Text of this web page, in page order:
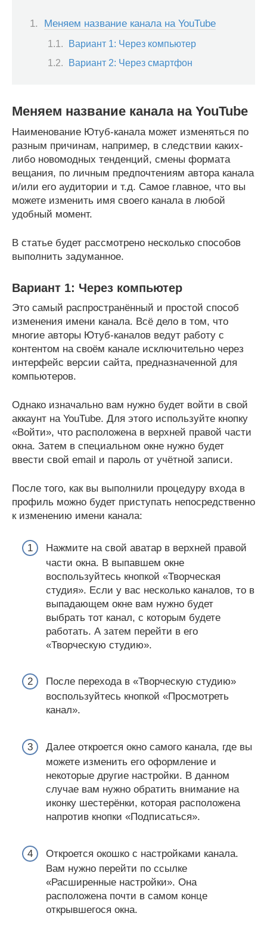
Меняем название канала на YouTube
Вариант 1: Через компьютер
Вариант 2: Через смартфон
Меняем название канала на YouTube
Наименование Ютуб-канала может изменяться по
разным причинам, например, в следствии каких-
либо новомодных тенденций, смены формата
вещания, по личным предпочтениям автора канала
и/или его аудитории и т.д. Самое главное, что вы
можете изменить имя своего канала в любой
удобный момент.
В статье будет рассмотрено несколько способов
выполнить задуманное.
Вариант 1: Через компьютер
Это самый распространённый и простой способ
изменения имени канала. Всё дело в том, что
многие авторы Ютуб-каналов ведут работу с
контентом на своём канале исключительно через
интерфейс версии сайта, предназначенной для
компьютеров.
Однако изначально вам нужно будет войти в свой
аккаунт на YouTube. Для этого используйте кнопку
«Войти», что расположена в верхней правой части
окна. Затем в специальном окне нужно будет
ввести свой email и пароль от учётной записи.
После того, как вы выполнили процедуру входа в
профиль можно будет приступать непосредственно
к изменению имени канала:
Нажмите на свой аватар в верхней правой
части окна. В выпавшем окне
воспользуйтесь кнопкой «Творческая
студия». Если у вас несколько каналов, то в
выпадающем окне вам нужно будет
выбрать тот канал, с которым будете
работать. А затем перейти в его
«Творческую студию».
После перехода в «Творческую студию»
воспользуйтесь кнопкой «Просмотреть
канал».
Далее откроется окно самого канала, где вы
можете изменить его оформление и
некоторые другие настройки. В данном
случае вам нужно обратить внимание на
иконку шестерёнки, которая расположена
напротив кнопки «Подписаться».
Откроется окошко с настройками канала.
Вам нужно перейти по ссылке
«Расширенные настройки». Она
расположена почти в самом конце
открывшегося окна.